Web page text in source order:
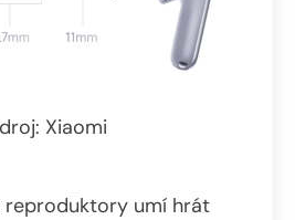
Xiaomi
reproduktory umí hrát